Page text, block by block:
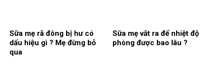
Sữa mẹ rã đông bị hư có
dấu hiệu gì ? Mẹ đừng bỏ
qua
Sữa mẹ vắt ra để nhiệt độ
phòng được bao lâu ?